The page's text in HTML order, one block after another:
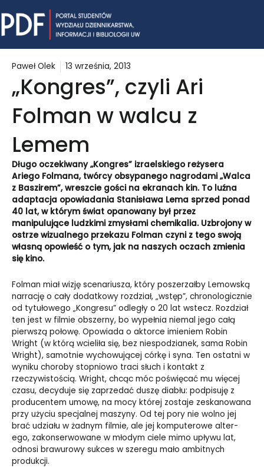
to
content
Paweł Olek 13 września, 2013
„Kongres”, czyli Ari
Folman w walcu z
Lemem
Długo oczekiwany „Kongres” izraelskiego reżysera
Ariego Folmana, twórcy obsypanego nagrodami „Walca
z Baszirem”, wreszcie gości na ekranach kin. To luźna
adaptacja opowiadania Stanisława Lema sprzed ponad
40 lat, w którym świat opanowany był przez
manipulujące ludzkimi zmysłami chemikalia. Uzbrojony w
ostrze wizualnego przekazu Folman czyni z tego swoją
własną opowieść o tym, jak na naszych oczach zmienia
się kino.
Folman miał wizję scenariusza, który poszerzałby Lemowską
narrację o cały dodatkowy rozdział, „wstęp”, chronologicznie
od tytułowego „Kongresu” odległy o 20 lat wstecz. Rozdział
ten jest w filmie obszerny, bo wypełnia niemal jego całą
pierwszą połowę. Opowiada o aktorce imieniem Robin
Wright (w którą wcieliła się, bez niespodzianek, sama Robin
Wright), samotnie wychowującej córkę i syna. Ten ostatni w
wyniku choroby stopniowo traci słuch i kontakt z
rzeczywistością. Wright, chcąc móc poświęcać mu więcej
czasu, decyduje się zaprzedać duszę diabłu: podpisuję z
producentem umowę, na mocy której zostaje zeskanowana
przy użyciu specjalnej maszyny. Od tej pory nie wolno jej
brać udziału w żadnym filmie, ale jej komputerowe alter-
ego, zakonserwowane w młodym ciele mimo upływu lat,
odnosi brawurowy sukces w szeregu mało ambitnych
produkcji.